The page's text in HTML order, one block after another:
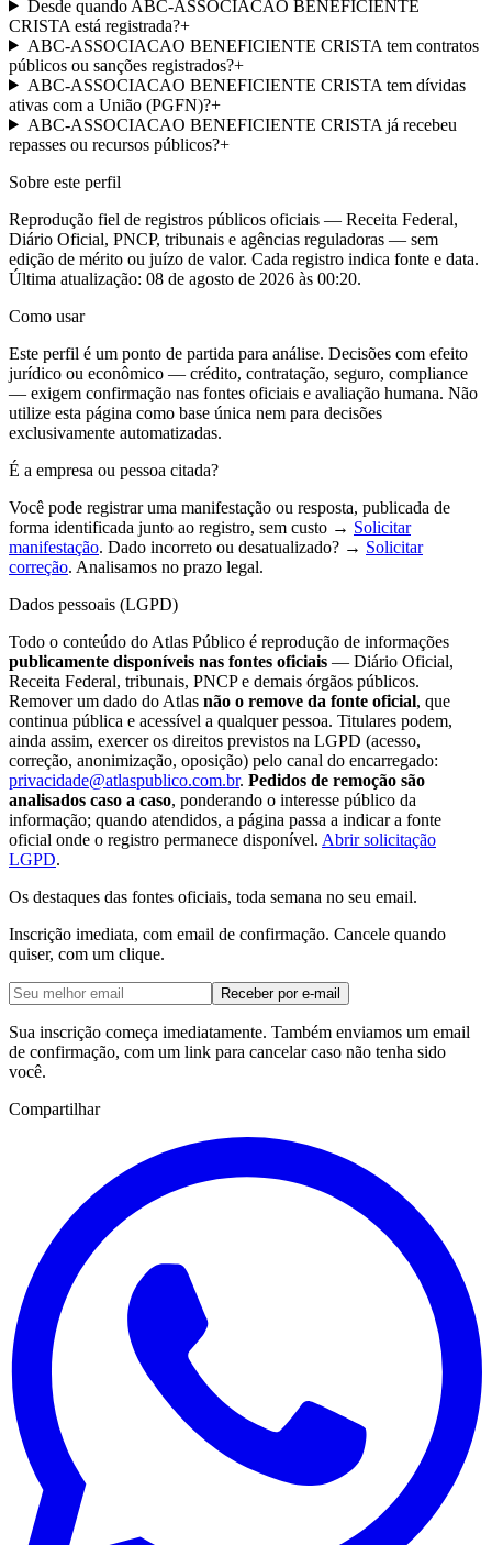
Desde quando ABC-ASSOCIACAO BENEFICIENTE
CRISTA está registrada?+
ABC-ASSOCIACAO BENEFICIENTE CRISTA tem contratos
públicos ou sanções registrados?+
ABC-ASSOCIACAO BENEFICIENTE CRISTA tem dívidas
ativas com a União (PGFN)?+
ABC-ASSOCIACAO BENEFICIENTE CRISTA já recebeu
repasses ou recursos públicos?+
Sobre este perfil
Reprodução fiel de registros públicos oficiais — Receita Federal,
Diário Oficial, PNCP, tribunais e agências reguladoras — sem
edição de mérito ou juízo de valor. Cada registro indica fonte e data.
Última atualização: 08 de agosto de 2026 às 00:20.
Como usar
Este perfil é um ponto de partida para análise. Decisões com efeito
jurídico ou econômico — crédito, contratação, seguro, compliance
— exigem confirmação nas fontes oficiais e avaliação humana. Não
utilize esta página como base única nem para decisões
exclusivamente automatizadas.
É a empresa ou pessoa citada?
Você pode registrar uma manifestação ou resposta, publicada de
forma identificada junto ao registro, sem custo → Solicitar
manifestação. Dado incorreto ou desatualizado? → Solicitar
correção. Analisamos no prazo legal.
Dados pessoais (LGPD)
Todo o conteúdo do Atlas Público é reprodução de informações
publicamente disponíveis nas fontes oficiais — Diário Oficial,
Receita Federal, tribunais, PNCP e demais órgãos públicos.
Remover um dado do Atlas não o remove da fonte oficial, que
continua pública e acessível a qualquer pessoa. Titulares podem,
ainda assim, exercer os direitos previstos na LGPD (acesso,
correção, anonimização, oposição) pelo canal do encarregado:
privacidade@atlaspublico.com.br. Pedidos de remoção são
analisados caso a caso, ponderando o interesse público da
informação; quando atendidos, a página passa a indicar a fonte
oficial onde o registro permanece disponível. Abrir solicitação
LGPD.
Os destaques das fontes oficiais, toda semana no seu email.
Inscrição imediata, com email de confirmação. Cancele quando
quiser, com um clique.
Receber por e-mail
Sua inscrição começa imediatamente. Também enviamos um email
de confirmação, com um link para cancelar caso não tenha sido
você.
Compartilhar